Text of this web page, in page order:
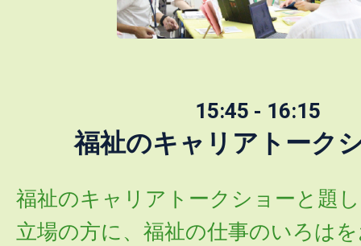
15:45 - 16:15
福祉のキャリアトーク
福祉のキャリアトークショーと題
立場の方に、福祉の仕事のいろは